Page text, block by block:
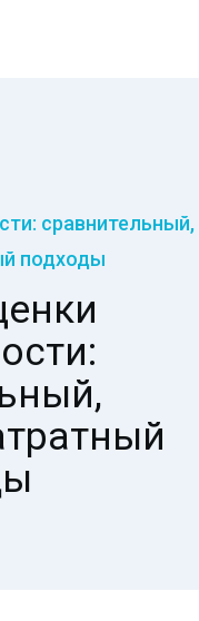
сравнительный,
подходы